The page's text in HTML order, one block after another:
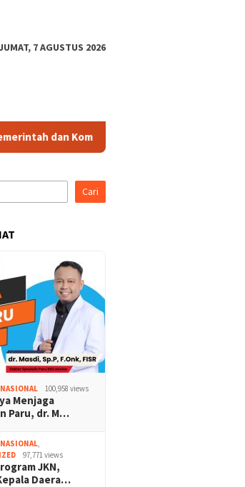
7 AGUSTUS 2026
Komponen Masyarakat
Cari
NASIONAL 100,958 views
Menjaga
Paru, dr. M…
NASIONAL
97,771 views
JKN,
Daera…